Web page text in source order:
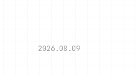
2026.08.09